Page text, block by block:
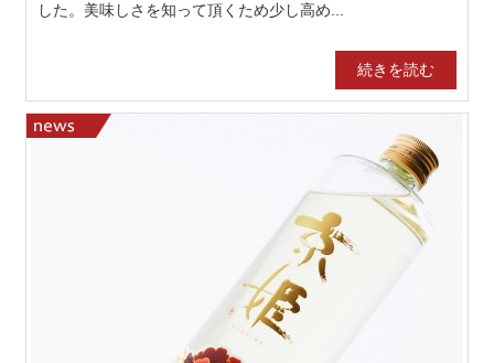
した。美味しさを知って頂くため少し高め...
続きを読む